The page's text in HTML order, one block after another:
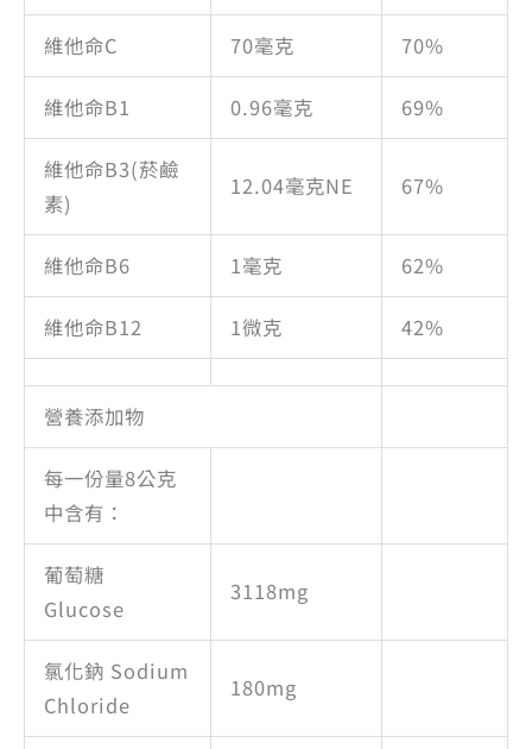
維他命C 70毫克 70%
維他命B1 0.96毫克 69%
維他命B3(菸鹼
素)
12.04毫克NE 67%
維他命B6 1毫克 62%
維他命B12 1微克 42%
營養添加物
每一份量8公克
中含有：
葡萄糖
Glucose
3118mg
氯化鈉 Sodium
Chloride
180mg